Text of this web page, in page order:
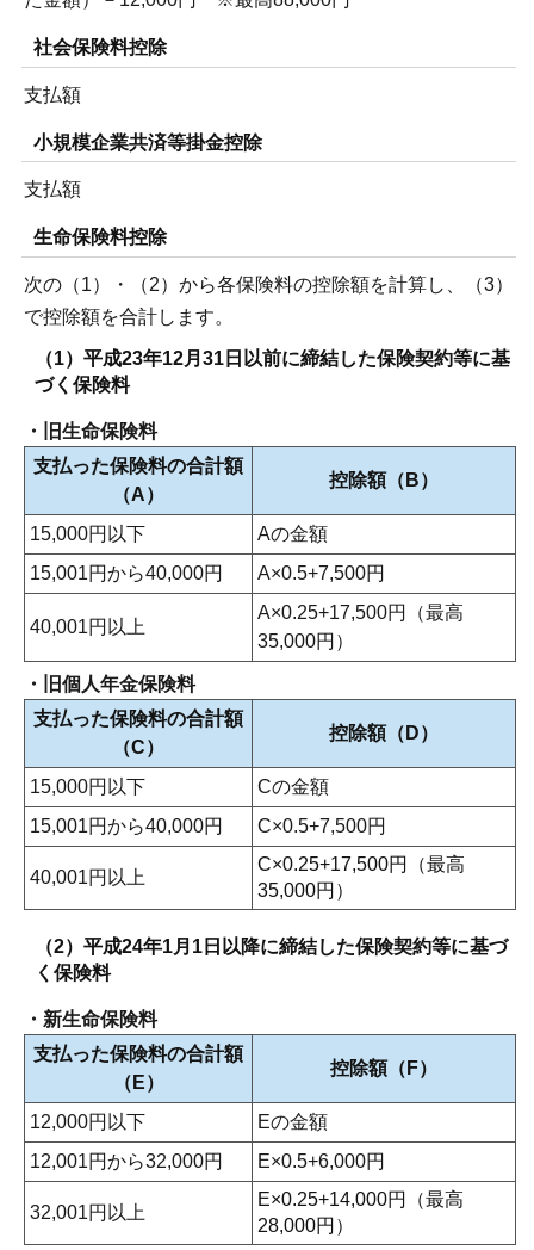
社会保険料控除
支払額
小規模企業共済等掛金控除
支払額
生命保険料控除
次の（1）・（2）から各保険料の控除額を計算し、（3）
で控除額を合計します。
（1）平成23年12月31日以前に締結した保険契約等に基
づく保険料
・旧生命保険料
支払った保険料の合計額
（A）
控除額（B）
15,000円以下
Aの金額
15,001円から40,000円
A×0.5+7,500円
40,001円以上
A×0.25+17,500円（最高
35,000円）
・旧個人年金保険料
支払った保険料の合計額
（C）
控除額（D）
15,000円以下
Cの金額
15,001円から40,000円
C×0.5+7,500円
40,001円以上
C×0.25+17,500円（最高
35,000円）
（2）平成24年1月1日以降に締結した保険契約等に基づ
く保険料
・新生命保険料
支払った保険料の合計額
（E）
控除額（F）
12,000円以下
Eの金額
12,001円から32,000円
E×0.5+6,000円
32,001円以上
E×0.25+14,000円（最高
28,000円）